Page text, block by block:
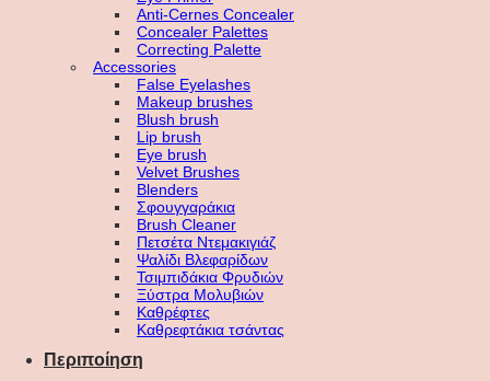
Anti-Cernes Concealer
Concealer Palettes
Correcting Palette
Accessories
False Eyelashes
Makeup brushes
Blush brush
Lip brush
Eye brush
Velvet Brushes
Blenders
Σφουγγαράκια
Brush Cleaner
Πετσέτα Ντεμακιγιάζ
Ψαλίδι Βλεφαρίδων
Τσιμπιδάκια Φρυδιών
Ξύστρα Μολυβιών
Καθρέφτες
Καθρεφτάκια τσάντας
Περιποίηση